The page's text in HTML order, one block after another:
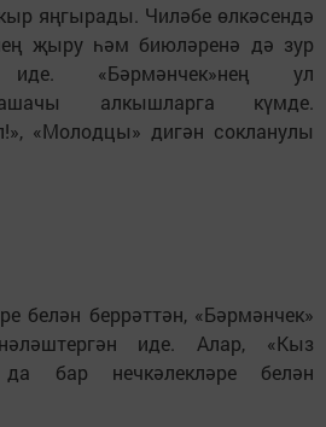
яңгырады. Чиләбе өлкәсендә
җыру һәм биюләренә дә зур
«Бәрмәнчек»нең ул
алкышларга күмде.
«Молодцы» дигән сокланулы
белән беррәттән, «Бәрмәнчек»
иде. Алар, «Кыз
бар нечкәлекләре белән